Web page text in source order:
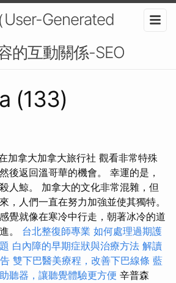
User-Generated
的互動關係-SEO
(133)
加拿大加拿大旅行社 觀看非常特殊
後返回溫哥華的機會。 幸運的是，
人鯨。 加拿大的文化非常混雜，但
，人們一直在努力加強並使其獨特。
覺就像在寒冷中行走，朝著冰冷的道
。 台北整復師專業 如何處理過期護
白內障的早期症狀與治療方法 解讀
雙下巴醫美療程，改善下巴線條 藍
聽器，讓聽覺體驗更方便 辛普森